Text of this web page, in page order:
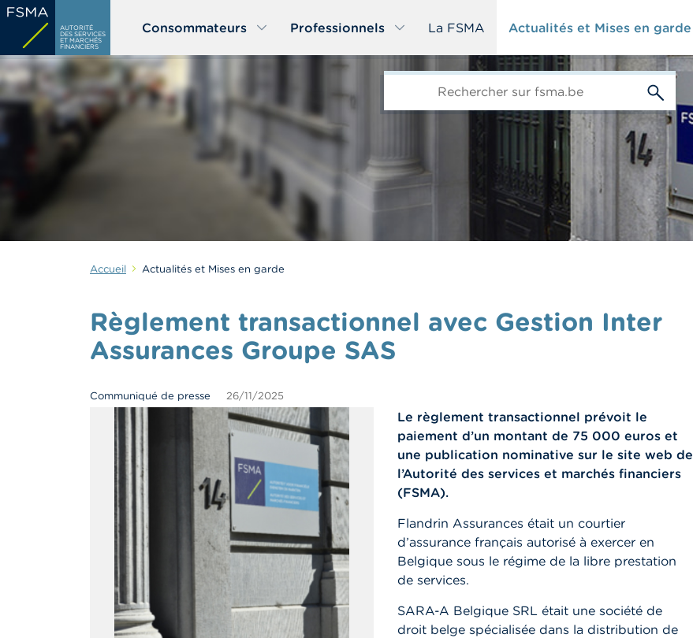
Aller
contenu
principal
AUTORITÉ
DES SERVICES
ET MARCHÉS
FINANCIERS
Consommateurs Professionnels La FSMA Actualités et Mises en garde
Accueil Actualités et Mises en garde
Règlement transactionnel avec Gestion Inter
Assurances Groupe SAS
Communiqué de presse 26/11/2025
Le règlement transactionnel prévoit le
paiement d’un montant de 75 000 euros et
une publication nominative sur le site web de
l’Autorité des services et marchés financiers
(FSMA).
Flandrin Assurances était un courtier
d’assurance français autorisé à exercer en
Belgique sous le régime de la libre prestation
de services.
SARA-A Belgique SRL était une société de
droit belge spécialisée dans la distribution de